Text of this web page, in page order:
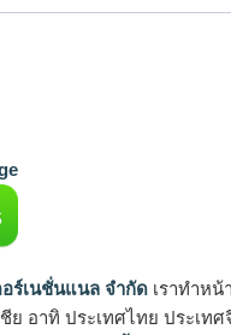
ร์เนชั่นแนล จำกัด เราทำหน้
ชีย อาทิ ประเทศไทย ประเ